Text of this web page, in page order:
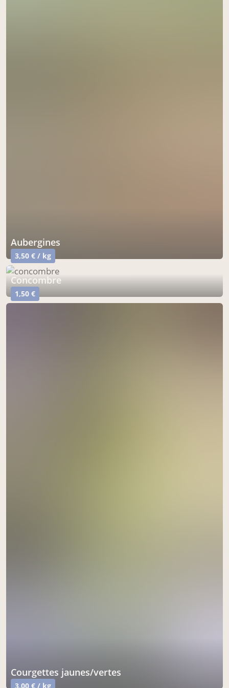
aubergines
3,50 € / kg
concombre
1,50 €
courgettes jaunes/vertes
3,00 € / kg